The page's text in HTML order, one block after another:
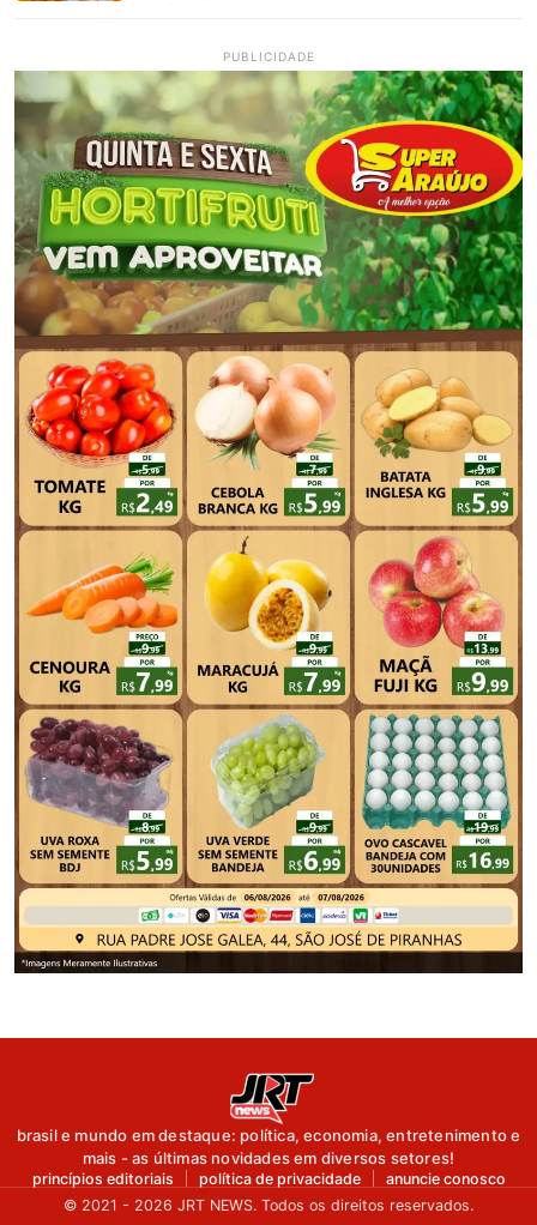
PUBLICIDADE
brasil e mundo em destaque: política, economia, entretenimento e
mais - as últimas novidades em diversos setores!
princípios editoriais política de privacidade
anuncie conosco
© 2021 - 2026 JRT NEWS. Todos os direitos reservados.